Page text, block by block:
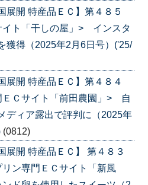
展開 特産品ＥＣ】第４８５
ト「干しの屋」> インスタ
獲得（2025年2月6日号）('25/
展開 特産品ＥＣ】第４８４
Ｃサイト「前田農園」> 自
ディア露出で評判に（2025年
(0812)
展開 特産品ＥＣ】 第４８３
ン専門ＥＣサイト「新風